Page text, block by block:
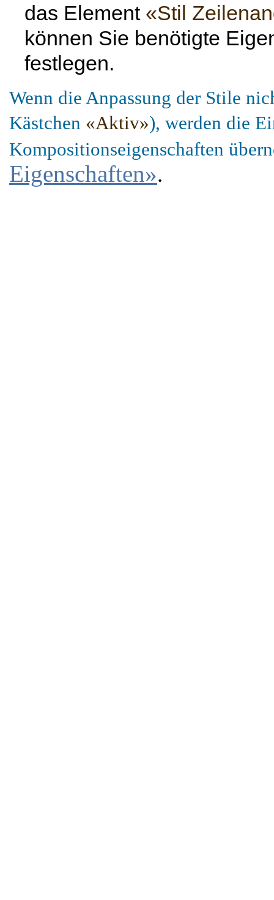
das Element «Stil
können Sie benötigte
festlegen.
Wenn die Anpassung der Stile
Kästchen «Aktiv»), werden die
Kompositionseigenschaften
Eigenschaften».